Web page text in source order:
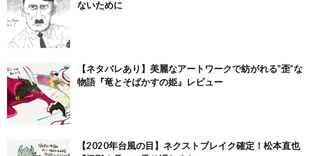
ないために
【ネタバレあり】美麗なアートワークで紡がれる”歪”な
物語『竜とそばかすの姫』レビュー
【2020年台風の目】ネクストブレイク確定！松本直也